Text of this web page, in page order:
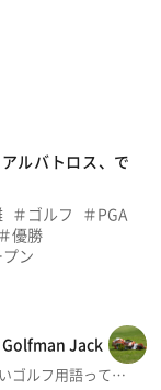
ルバトロス、で
ゴルフ
PGA
優勝
ン
Golfman Jack
ゴルフ用語って…